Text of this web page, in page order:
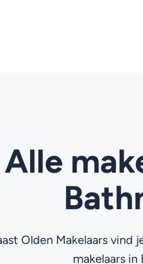
Alle
Olden Makelaars vind
makelaars in